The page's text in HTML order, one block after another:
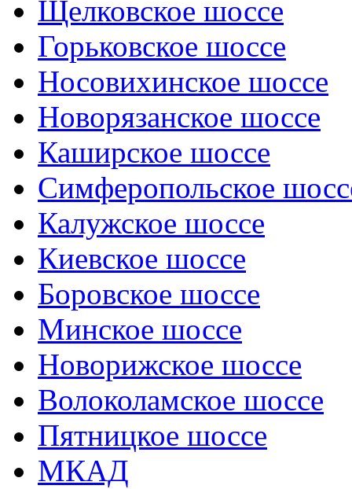
Щелковское шоссе
Горьковское шоссе
Носовихинское шоссе
Новорязанское шоссе
Каширское шоссе
Симферопольское
Калужское шоссе
Киевское шоссе
Боровское шоссе
Минское шоссе
Новорижское шоссе
Волоколамское шоссе
Пятницкое шоссе
МКАД